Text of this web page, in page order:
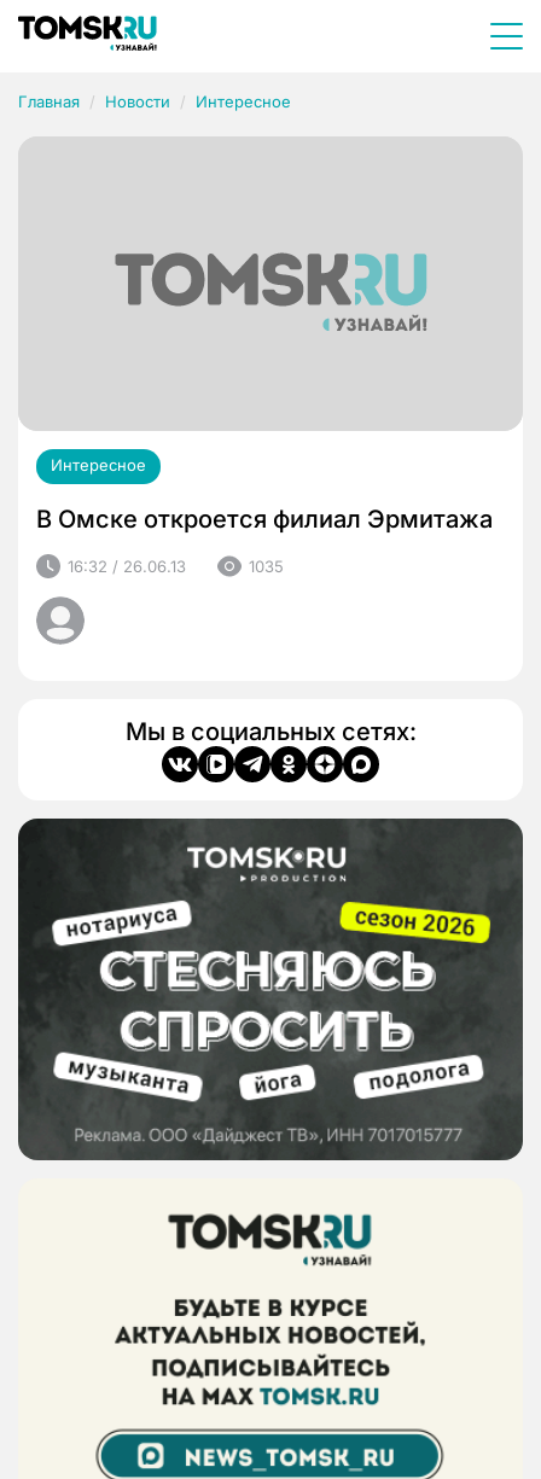
Главная Новости Интересное
Интересное
В Омске откроется филиал Эрмитажа
16:32 / 26.06.13 1035
Мы в социальных сетях: